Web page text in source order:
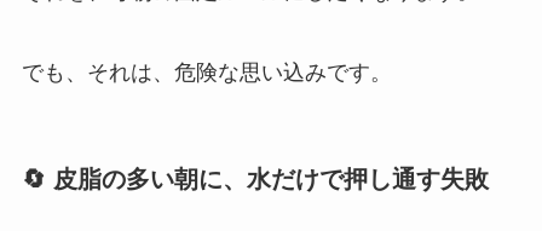
でも、それは、危険な思い込みです。
🔄 皮脂の多い朝に、水だけで押し通す失敗